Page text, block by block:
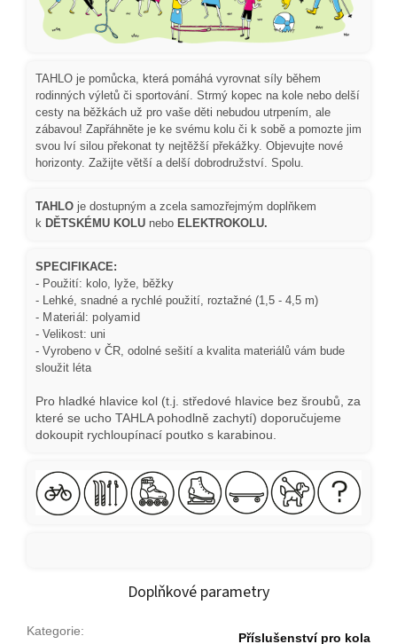
TAHLO je pomůcka, která pomáhá vyrovnat síly během
rodinných výletů či sportování. Strmý kopec na kole nebo delší
cesty na běžkách už pro vaše děti nebudou utrpením, ale
zábavou! Zapřáhněte je ke svému kolu či k sobě a pomozte jim
svou lví silou překonat ty nejtěžší překážky. Objevujte nové
horizonty. Zažijte větší a delší dobrodružství. Spolu.
TAHLO je dostupným a zcela samozřejmým doplňkem
k DĚTSKÉMU KOLU nebo ELEKTROKOLU.
SPECIFIKACE:
- Použití: kolo, lyže, běžky
- Lehké, snadné a rychlé použití, roztažné (1,5 - 4,5 m)
- Materiál:polyamid
- Velikost: uni
- Vyrobeno v ČR, odolné sešití a kvalita materiálů vám bude
sloužit léta
Pro hladké hlavice kol (t.j. středové hlavice bez šroubů, za
které se ucho TAHLA pohodlně zachytí) doporučujeme
dokoupit rychloupínací poutko s karabinou.
Doplňkové parametry
Kategorie: Příslušenství pro kola